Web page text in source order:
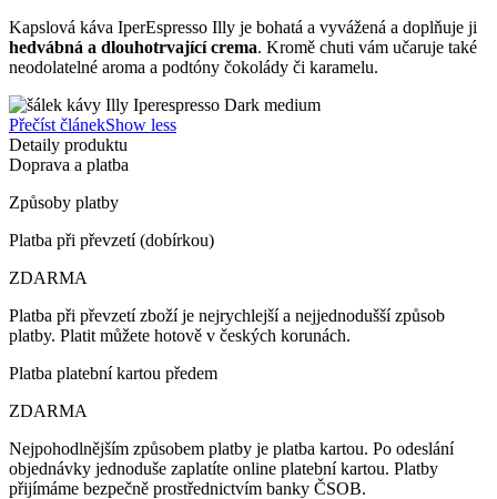
Kapslová káva IperEspresso Illy je bohatá a vyvážená a doplňuje ji
hedvábná a dlouhotrvající crema. Kromě chuti vám učaruje také
neodolatelné aroma a podtóny čokolády či karamelu.
Přečíst článekShow less
Detaily produktu
Doprava a platba
Způsoby platby
Platba při převzetí (dobírkou)
ZDARMA
Platba při převzetí zboží je nejrychlejší a nejjednodušší způsob
platby. Platit můžete hotově v českých korunách.
Platba platební kartou předem
ZDARMA
Nejpohodlnějším způsobem platby je platba kartou. Po odeslání
objednávky jednoduše zaplatíte online platební kartou. Platby
přijímáme bezpečně prostřednictvím banky ČSOB.